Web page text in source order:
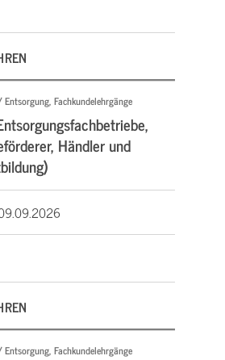
Fachkundelehrgänge
Händler und
Fachkundelehrgänge